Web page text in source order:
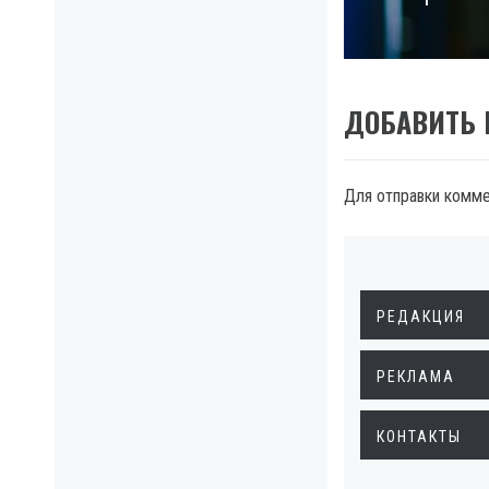
post:
ДОБАВИТЬ
Для отправки
РЕДАКЦИЯ
РЕКЛАМА
КОНТАКТЫ